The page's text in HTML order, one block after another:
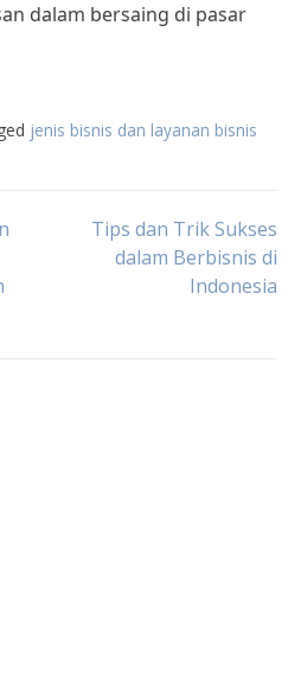
dalam bersaing di pasar
jenis bisnis dan layanan bisnis
Tips dan Trik Sukses
dalam Berbisnis di
Indonesia